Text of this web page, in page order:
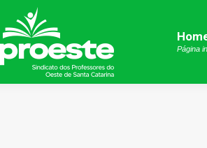
Página
Página